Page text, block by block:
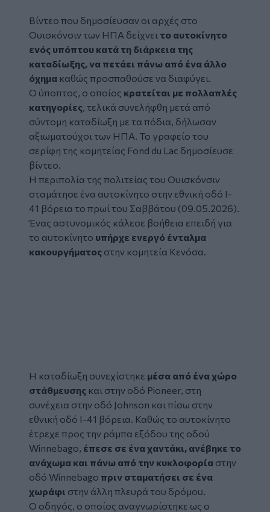
Βίντεο που δημοσίευσαν οι αρχές στο
Ουισκόνσιν των ΗΠΑ δείχνει το αυτοκίνητο
ενός υπόπτου κατά τη διάρκεια της
καταδίωξης, να πετάει πάνω από ένα άλλο
όχημα καθώς προσπαθούσε να διαφύγει.
Ο ύποπτος, ο οποίος κρατείται με πολλαπλές
κατηγορίες, τελικά συνελήφθη μετά από
σύντομη καταδίωξη με τα πόδια, δήλωσαν
αξιωματούχοι των ΗΠΑ. Το γραφείο του
σερίφη της κομητείας Fond du Lac δημοσίευσε
βίντεο.
Η περιπολία της πολιτείας του Ουισκόνσιν
σταμάτησε ένα αυτοκίνητο στην εθνική οδό I-
41 βόρεια το πρωί του Σαββάτου (09.05.2026).
Ένας αστυνομικός κάλεσε βοήθεια επειδή για
το αυτοκίνητο υπήρχε ενεργό ένταλμα
κακουργήματος στην κομητεία Κενόσα.
Η καταδίωξη συνεχίστηκε μέσα από ένα χώρο
στάθμευσης και στην οδό Pioneer, στη
συνέχεια στην οδό Johnson και πίσω στην
εθνική οδό I-41 βόρεια. Καθώς το αυτοκίνητο
έτρεχε προς την ράμπα εξόδου της οδού
Winnebago, έπεσε σε ένα χαντάκι, ανέβηκε το
ανάχωμα και πάνω από την κυκλοφορία στην
οδό Winnebago πριν σταματήσει σε ένα
χωράφι στην άλλη πλευρά του δρόμου.
Ο οδηγός, ο οποίος αναγνωρίστηκε ως ο